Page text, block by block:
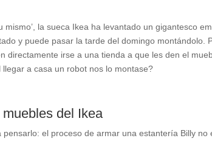
mismo’, la sueca Ikea ha levantado un gigantesco
y puede pasar la tarde del domingo montándolo.
directamente irse a una tienda a que les den el
a casa un robot nos lo montase?
del Ikea
el proceso de armar una estantería Billy no